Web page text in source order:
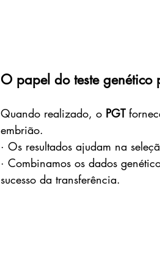
O papel do teste genético
Quando realizado, o PGT
embrião.
· Os resultados ajudam na
· Combinamos os dados
sucesso da transferência.